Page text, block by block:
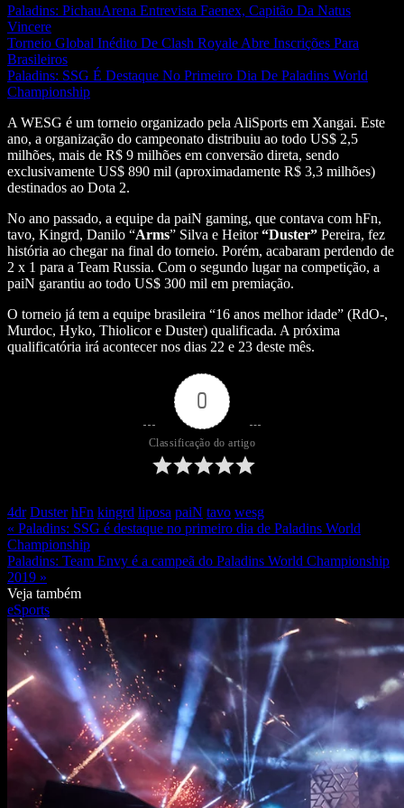
Paladins: PichauArena Entrevista Faenex, Capitão Da Natus
Vincere
Torneio Global Inédito De Clash Royale Abre Inscrições Para
Brasileiros
Paladins: SSG É Destaque No Primeiro Dia De Paladins World
Championship
A WESG é um torneio organizado pela AliSports em Xangai. Este
ano, a organização do campeonato distribuiu ao todo US$ 2,5
milhões, mais de R$ 9 milhões em conversão direta, sendo
exclusivamente US$ 890 mil (aproximadamente R$ 3,3 milhões)
destinados ao Dota 2.
No ano passado, a equipe da paiN gaming, que contava com hFn,
tavo, Kingrd, Danilo “Arms” Silva e Heitor“Duster” Pereira, fez
história ao chegar na final do torneio. Porém, acabaram perdendo de
2 x 1 para a Team Russia. Com o segundo lugar na competição, a
paiN garantiu ao todo US$ 300 mil em premiação.
O torneio já tem a equipe brasileira “16 anos melhor idade” (RdO-,
Murdoc, Hyko, Thiolicor e Duster) qualificada. A próxima
qualificatória irá acontecer nos dias 22 e 23 deste mês.
0
Classificação do artigo
4dr Duster hFn kingrd liposa paiN tavo wesg
« Paladins: SSG é destaque no primeiro dia de Paladins World
Championship
Paladins: Team Envy é a campeã do Paladins World Championship
2019 »
Veja também
eSports